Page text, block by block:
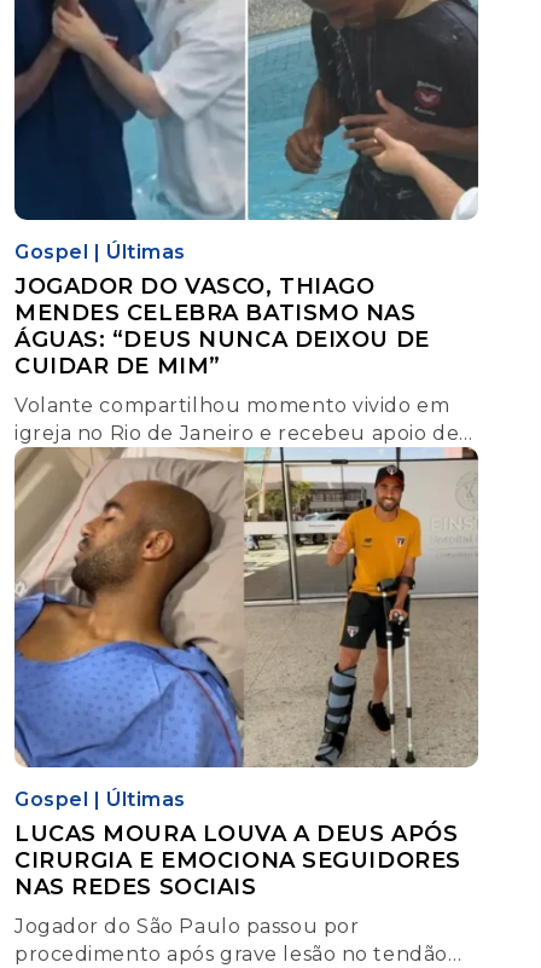
Gospel Últimas
JOGADOR DO VASCO, THIAGO
MENDES CELEBRA BATISMO NAS
ÁGUAS: “DEUS NUNCA DEIXOU DE
CUIDAR DE MIM”
Volante compartilhou momento vivido em
igreja no Rio de Janeiro e recebeu apoio de
outros atletas
Gospel Últimas
LUCAS MOURA LOUVA A DEUS APÓS
CIRURGIA E EMOCIONA SEGUIDORES
NAS REDES SOCIAIS
Jogador do São Paulo passou por
procedimento após grave lesão no tendão